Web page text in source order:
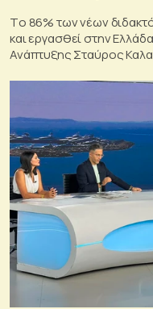
Tο 86% των νέων
και εργασθεί στην
Ανάπτυξης Σταύρος